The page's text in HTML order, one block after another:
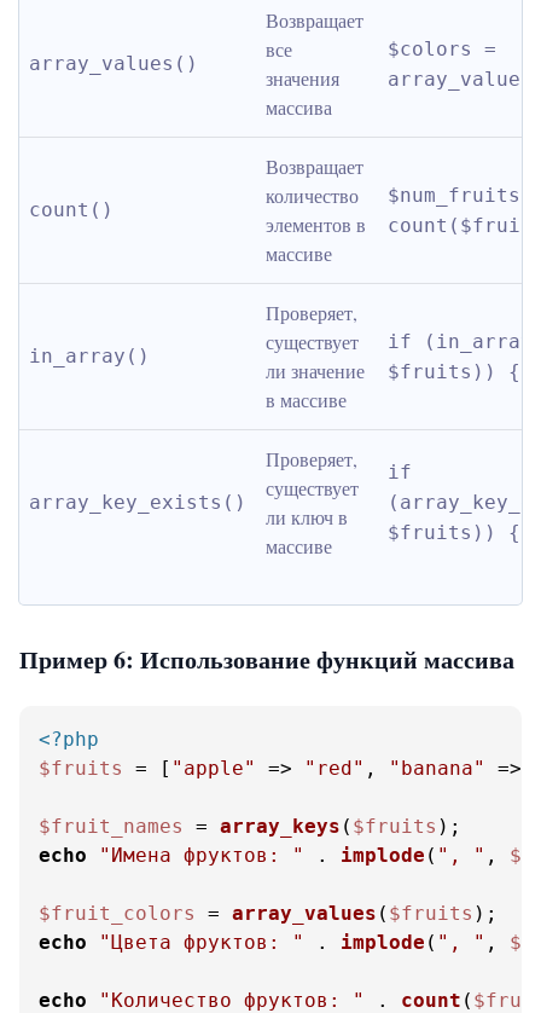
array_values()
Возвращает
все
значения
массива
$colors =
count()
Возвращает
количество
элементов в
массиве
$num_fruits
in_array()
Проверяет,
существует
ли значение
в массиве
if
$fruits)) {
array_key_exists()
Проверяет,
существует
ли ключ в
массиве
if
$fruits)) {
Пример 6: Использование функций массива
<?php
$fruits
= [ "apple" => "red" , "banana" =>
$fruit_names = array_keys ( $fruits
echo
"Имена фруктов: " . implode ( ", " ,
$fruit_colors = array_values ( $fruits
echo
"Цвета фруктов: " . implode ( ", " ,
echo "Количество фруктов: " . count (